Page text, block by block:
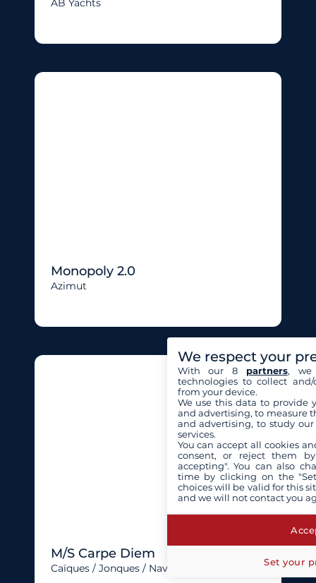
AB Yachts
Monopoly 2.0
Azimut
M/S Carpe Diem
Caïques / Jonques / Navires Uniques
We respect your
With our 8 partners, we
technologies to collect
from your device.
We use this data to provide
and advertising, to measure
and advertising, to study
services.
You can accept all cookies
consent, or reject them
accepting". You can also
time by clicking on the
choices will be valid for this
and we will not contact you
Set your